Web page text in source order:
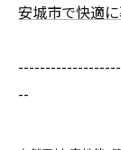
安城市で快適
--